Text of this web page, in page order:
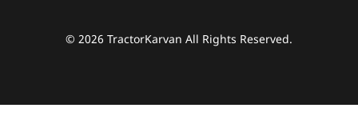
© 2026 TractorKarvan All Rights Reserved.